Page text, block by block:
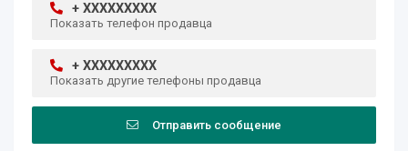
+ XXXXXXXXX
Показать телефон продавца
+ XXXXXXXXX
Показать другие телефоны продавца
Отправить сообщение